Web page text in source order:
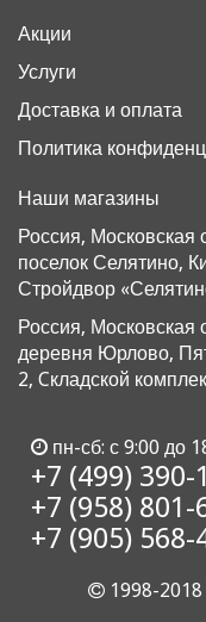
Акции
Услуги
Доставка и оплата
Политика
Наши магазины
Россия, Московская
поселок Селятино,
Стройдвор
Россия, Московская
деревня Юрлово,
2, Cкладской
пн-сб: с 9:00 до
+7 (499) 390-
+7 (958) 801-
+7 (905) 568-
1998-